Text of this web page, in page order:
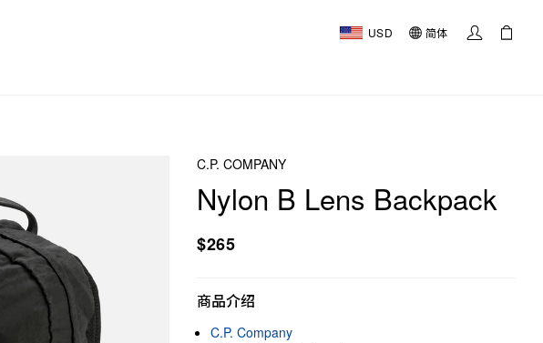
USD 简体
C.P. COMPANY
Nylon B Lens Backpack
$265
商品介绍
C.P. Company